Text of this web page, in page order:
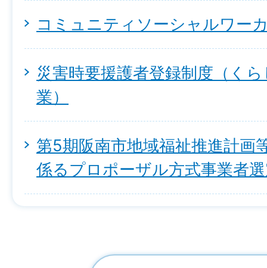
コミュニティソーシャルワー
災害時要援護者登録制度（く
業）
第5期阪南市地域福祉推進計画
係るプロポーザル方式事業者